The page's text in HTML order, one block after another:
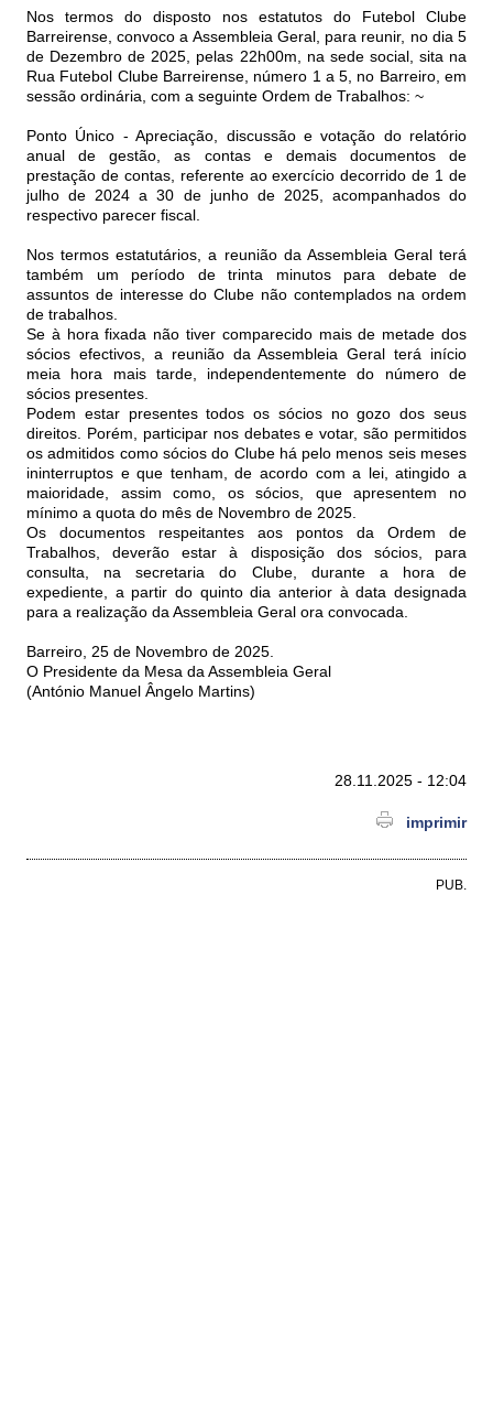
Nos termos do disposto nos estatutos do Futebol Clube
Barreirense, convoco a Assembleia Geral, para reunir, no dia 5
de Dezembro de 2025, pelas 22h00m, na sede social, sita na
Rua Futebol Clube Barreirense, número 1 a 5, no Barreiro, em
sessão ordinária, com a seguinte Ordem de Trabalhos: ~
Ponto Único - Apreciação, discussão e votação do relatório
anual de gestão, as contas e demais documentos de
prestação de contas, referente ao exercício decorrido de 1 de
julho de 2024 a 30 de junho de 2025, acompanhados do
respectivo parecer fiscal.
Nos termos estatutários, a reunião da Assembleia Geral terá
também um período de trinta minutos para debate de
assuntos de interesse do Clube não contemplados na ordem
de trabalhos.
Se à hora fixada não tiver comparecido mais de metade dos
sócios efectivos, a reunião da Assembleia Geral terá início
meia hora mais tarde, independentemente do número de
sócios presentes.
Podem estar presentes todos os sócios no gozo dos seus
direitos. Porém, participar nos debates e votar, são permitidos
os admitidos como sócios do Clube há pelo menos seis meses
ininterruptos e que tenham, de acordo com a lei, atingido a
maioridade, assim como, os sócios, que apresentem no
mínimo a quota do mês de Novembro de 2025.
Os documentos respeitantes aos pontos da Ordem de
Trabalhos, deverão estar à disposição dos sócios, para
consulta, na secretaria do Clube, durante a hora de
expediente, a partir do quinto dia anterior à data designada
para a realização da Assembleia Geral ora convocada.
Barreiro, 25 de Novembro de 2025.
O Presidente da Mesa da Assembleia Geral
(António Manuel Ângelo Martins)
28.11.2025 - 12:04
imprimir
PUB.